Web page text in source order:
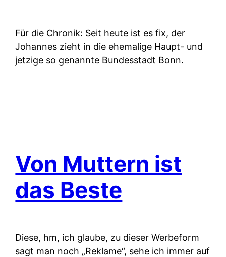
Für die Chronik: Seit heute ist es fix, der
Johannes zieht in die ehemalige Haupt- und
jetzige so genannte Bundesstadt Bonn.
Von Muttern ist
das Beste
Diese, hm, ich glaube, zu dieser Werbeform
sagt man noch „Reklame“, sehe ich immer auf